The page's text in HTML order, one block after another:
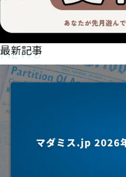
NEWS
最新記事